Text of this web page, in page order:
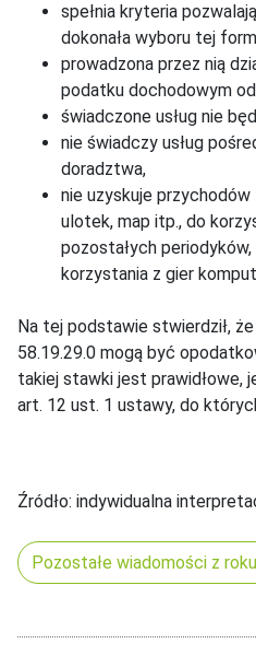
spełnia kryteria
dokonała wyboru tej
prowadzona przez nią
podatku dochodowym
świadczone usług nie
nie świadczy usług
doradztwa,
nie uzyskuje przychodów
ulotek, map itp., do
pozostałych
korzystania z gier
Na tej podstawie stwierdził,
58.19.29.0 mogą być
takiej stawki jest prawidłowe,
art. 12 ust. 1 ustawy, do
Źródło: indywidualna
Pozostałe wiadomości z